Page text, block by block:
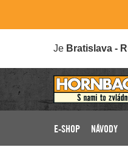
Je Bratislava -
E-SHOP NÁVODY